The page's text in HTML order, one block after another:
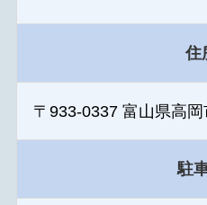
住
〒933-0337 富山県高岡
駐